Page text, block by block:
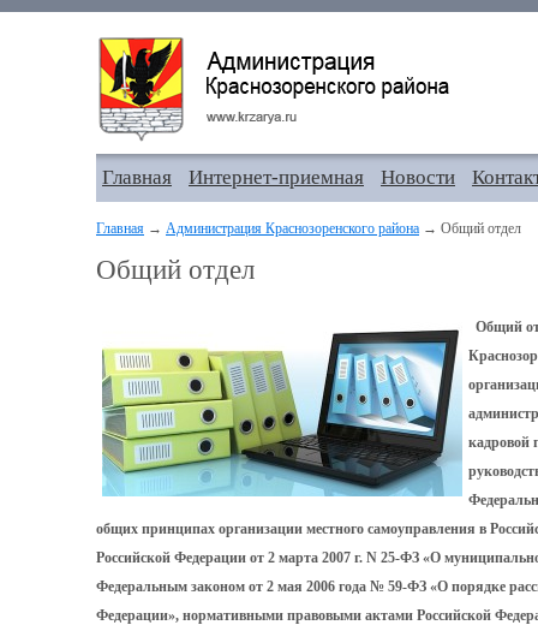
Главная Интернет-приемная Новости
Главная → Администрация Краснозоренского района → Общий отдел
Общий отдел
Общий
кадровой
общих принципах организации местного самоуправления в
Российской Федерации от 2 марта 2007 г. N 25-ФЗ «О
Федеральным законом от 2 мая 2006 года № 59-ФЗ «О порядке
Федерации», нормативными правовыми актами Российской